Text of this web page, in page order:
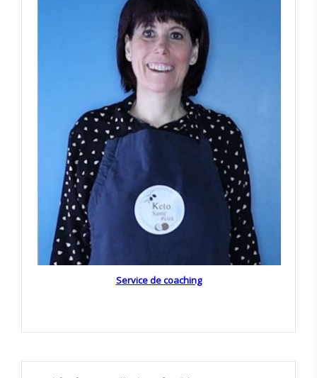
Service de coaching